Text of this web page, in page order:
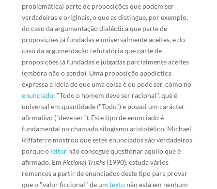
problemática) parte de proposições que podem ser
verdadeiras e originais, o que as distingue, por exemplo,
do caso da argumentação dialéctica que parte de
proposições já fundadas e universalmente aceites, e do
caso da argumentação refutatória que parte de
proposições já fundadas e julgadas parcialmente aceites
(embora não o sendo). Uma proposição apodíctica
expressa a ideia de que uma coisa é ou pode ser, como no
enunciado: "Todo o homem deve ser racional", que é
universal em quantidade ("Todo") e possui um carácter
afirmativo ("deve ser"). Este tipo de enunciado é
fundamental no chamado silogismo aristotélico. Michael
Riffaterre mostrou que estes enunciados são verdadeiros
porque o leitornão consegue questionar aquilo que é
afirmado. Em Fictional Truths(1990), estuda vários
romances a partir de enunciados deste tipo para provar
que o "valor ficcional" de um textonão está em nenhum